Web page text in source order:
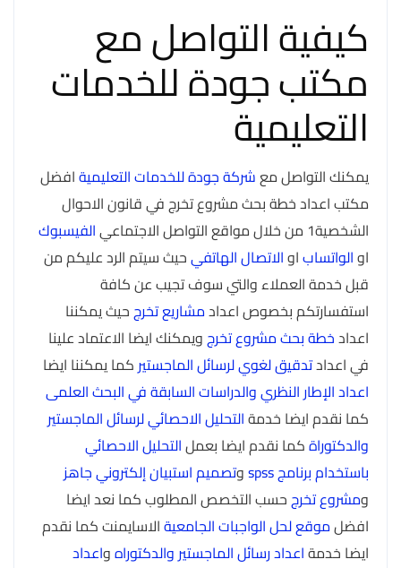
كيفية التواصل مع
مكتب جودة للخدمات
التعليمية
يمكنك التواصل معشركة جودة للخدمات التعليميةافضل
مكتب اعداد خطة بحث مشروع تخرج في قانون الاحوال
الشخصية1 من خلال مواقع التواصل الاجتماعي
الفيسبوك
اوالواتساباوالاتصال الهاتفيحيث سيتم الرد عليكم من
قبل خدمة العملاء والتي سوف تجيب عن كافة
استفسارتكم بخصوص اعدادمشاريع تخرجحيث يمكننا
اعدادخطة بحث مشروع تخرجويمكنك ايضا الاعتماد علينا
في اعدادتدقيق لغوي لرسائل الماجستير كما يمكننا ايضا
اعداد الإطار النظري والدراسات السابقة في البحث العلمى
كما نقدم ايضا خدمةالتحليل الاحصائي لرسائل الماجستير
والدكتوراةكما نقدم ايضا بعملالتحليل الاحصائي
باستخدام برنامج spss
وتصميم استبيان إلكتروني جاهز
ومشروع تخرجحسب التخصص المطلوب كما نعد ايضا
افضلموقع لحل الواجبات الجامعيةالاسايمنت كما نقدم
ايضا خدمةاعداد رسائل الماجستير والدكتوراهواعداد